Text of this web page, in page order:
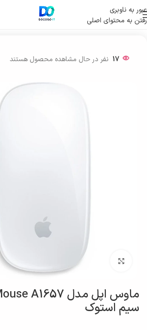
عبور به ناوبری
رفتن به محتوای اصلی
خانه/ لوازم جانبی کامپیوتر
17 نفر در حال مشاهده محصول هستند
بزرگنمایی تصویر
سیم استوک